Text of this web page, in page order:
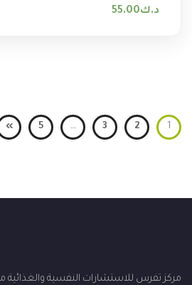
د.ك55.00
1
2
3
…
5
»
مركز تفرس للاستشارات النفسية والغذائية